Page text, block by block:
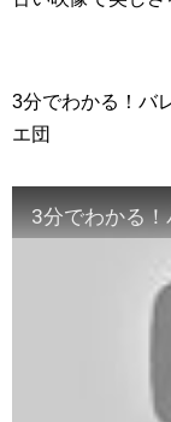
3分でわかる！バ
エ団